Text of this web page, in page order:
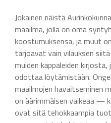
Jokainen näistä
maailma, jolla on oma
koostumuksensa, ja muut
tarjoavat vain vilauksen
muiden kappaleiden
odottaa löytämistään.
maailmojen havaitseminen
on äärimmäisen vaikeaa —
ovat sitä tehokkaampia